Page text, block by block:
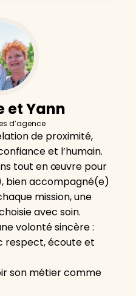
et Yann
d’agence
de proximité,
et l’humain.
tout en œuvre pour
bien accompagné(e)
mission, une
avec soin.
volonté sincère :
respect, écoute et
son métier comme